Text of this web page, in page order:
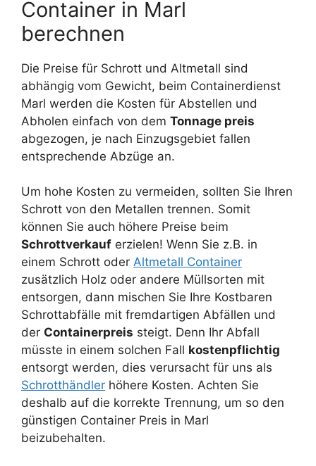
Container in Marl
berechnen
Die Preise für Schrott und Altmetall sind
abhängig vom Gewicht, beim Containerdienst
Marl werden die Kosten für Abstellen und
Abholen einfach von dem Tonnage preis
abgezogen, je nach Einzugsgebiet fallen
entsprechende Abzüge an.
Um hohe Kosten zu vermeiden, sollten Sie Ihren
Schrott von den Metallen trennen. Somit
können Sie auch höhere Preise beim
Schrottverkauf erzielen! Wenn Sie z.B. in
einem Schrott oder Altmetall Container
zusätzlich Holz oder andere Müllsorten mit
entsorgen, dann mischen Sie Ihre Kostbaren
Schrottabfälle mit fremdartigen Abfällen und
der Containerpreis steigt. Denn Ihr Abfall
müsste in einem solchen Fall kostenpflichtig
entsorgt werden, dies verursacht für uns als
Schrotthändler höhere Kosten. Achten Sie
deshalb auf die korrekte Trennung, um so den
günstigen Container Preis in Marl
beizubehalten.